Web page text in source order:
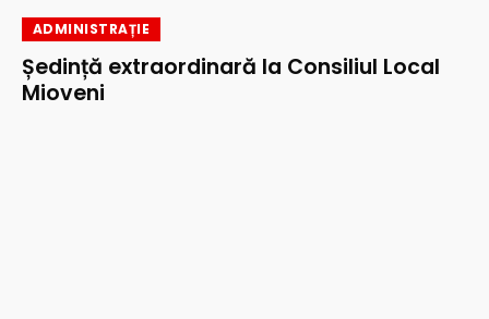
ADMINISTRAȚIE
Ședință extraordinară la Consiliul Local
Mioveni